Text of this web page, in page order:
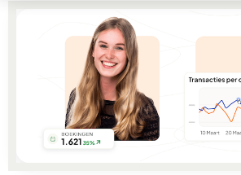
App Store
Integreer jouw favoriete apps en tools.
Business Intelligence
Maak betere keuzes op basis van data.
Eigenaren Management
Ski-, spa-, duik- en golfresorts.
Campings
Kampeerplaatsen, glamping tenten en
Concerns & Groepen
BEX Educate | NextGen
Kennis en groei voor de recreatie-expert van
Lees over trends in de sector en krijg tips.
Ervaringen
BEX Overzicht
Voor vakantieparken
Voor campings
Overstappen naar BEX
Tips en werkwijzen
Partnerships
Samen sterker
Uitgelicht